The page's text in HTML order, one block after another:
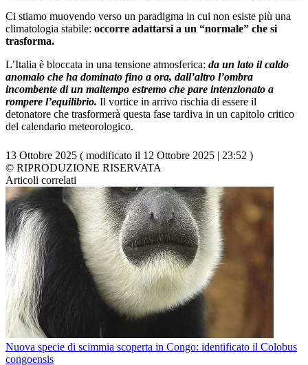
Ci stiamo muovendo verso un paradigma in cui non esiste più una
climatologia stabile: occorre adattarsi a un “normale” che si
trasforma.
L’Italia è bloccata in una tensione atmosferica: da un lato il caldo
anomalo che ha dominato fino a ora, dall’altro l’ombra
incombente di un maltempo estremo che pare intenzionato a
rompere l’equilibrio. Il vortice in arrivo rischia di essere il
detonatore che trasformerà questa fase tardiva in un capitolo critico
del calendario meteorologico.
13 Ottobre 2025 ( modificato il 12 Ottobre 2025 | 23:52 )
© RIPRODUZIONE RISERVATA
Articoli correlati
Nuova specie di scimmia scoperta in Congo: identificato il Colobus
congoensis